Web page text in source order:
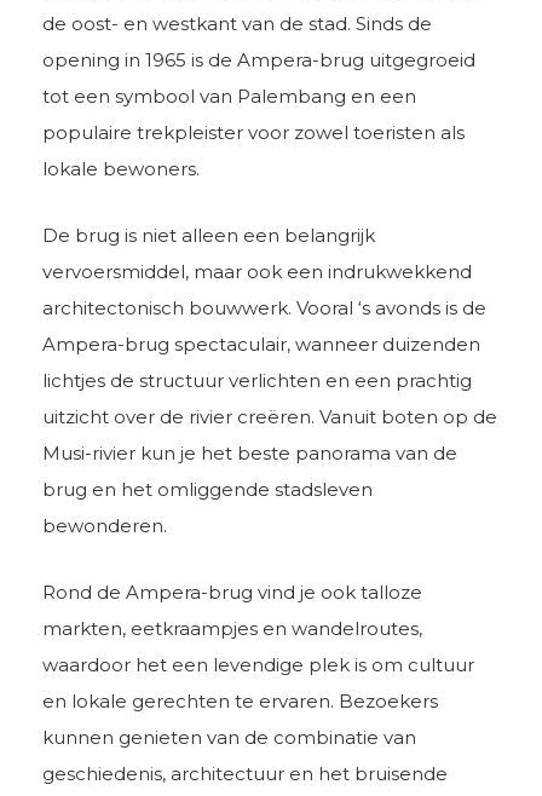
de oost- en westkant van de stad. Sinds de
opening in 1965 is de Ampera-brug uitgegroeid
tot een symbool van Palembang en een
populaire trekpleister voor zowel toeristen als
lokale bewoners.
De brug is niet alleen een belangrijk
vervoersmiddel, maar ook een indrukwekkend
architectonisch bouwwerk. Vooral ‘s avonds is de
Ampera-brug spectaculair, wanneer duizenden
lichtjes de structuur verlichten en een prachtig
uitzicht over de rivier creëren. Vanuit boten op de
Musi-rivier kun je het beste panorama van de
brug en het omliggende stadsleven
bewonderen.
Rond de Ampera-brug vind je ook talloze
markten, eetkraampjes en wandelroutes,
waardoor het een levendige plek is om cultuur
en lokale gerechten te ervaren. Bezoekers
kunnen genieten van de combinatie van
geschiedenis, architectuur en het bruisende